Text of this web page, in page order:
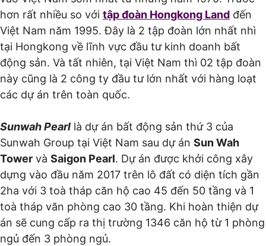
hơn rất nhiều so với tập đoàn Hongkong Land đến
Việt Nam năm 1995. Đây là 2 tập đoàn lớn nhất nhì
tại Hongkong về lĩnh vực đầu tư kinh doanh bất
động sản. Và tất nhiên, tại Việt Nam thì 02 tập đoàn
này cũng là 2 công ty đầu tư lớn nhất với hàng loạt
các dự án trên toàn quốc.
Sunwah Pearl là dự án bất động sản thứ 3 của
Sunwah Group tại Việt Nam sau dự án Sun Wah
Tower và Saigon Pearl. Dự án được khởi công xây
dựng vào đầu năm 2017 trên lô đất có diện tích gần
2ha với 3 toà tháp căn hộ cao 45 đến 50 tầng và 1
toà tháp văn phòng cao 30 tầng. Khi hoàn thiện dự
án sẽ cung cấp ra thị trường 1346 căn hộ từ 1 phòng
ngủ đến 3 phòng ngủ.